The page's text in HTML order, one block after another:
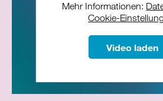
Mehr Informationen:
Cookie-
Video laden